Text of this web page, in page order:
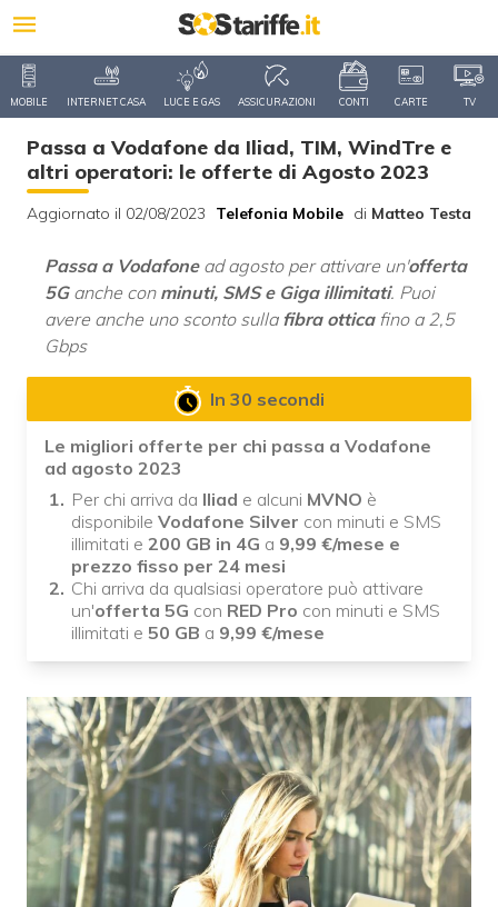
MOBILE INTERNET CASA LUCE E GAS ASSICURAZIONI CONTI CARTE TV
Passa a Vodafone da Iliad, TIM, WindTre e
altri operatori: le offerte di Agosto 2023
Aggiornato il 02/08/2023 Telefonia Mobile di Matteo Testa
Passa a Vodafonead agosto per attivare un'offerta
5Ganche conminuti, SMS e Giga illimitati. Puoi
avere anche uno sconto sulla fibra otticafino a 2,5
Gbps
In 30 secondi
Le migliori offerte per chi passa a Vodafone
ad agosto 2023
Per chi arriva da Iliad e alcuni MVNO è
disponibile Vodafone Silver con minuti e SMS
illimitati e 200 GB in 4G a 9,99 €/mese e
prezzo fisso per 24 mesi
Chi arriva da qualsiasi operatore può attivare
un'offerta 5G con RED Pro con minuti e SMS
illimitati e 50 GB a 9,99 €/mese